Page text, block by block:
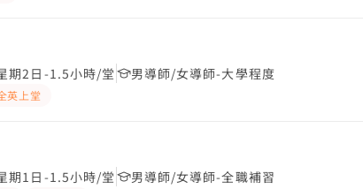
期2日-1.5小時/堂 男導師/女導師-大學程度
英上堂
期1日-1.5小時/堂 男導師/女導師-全職補習